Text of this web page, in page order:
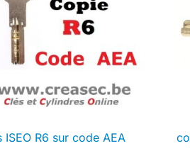
 Aperçu rapide
ISEO R6 sur code AEA